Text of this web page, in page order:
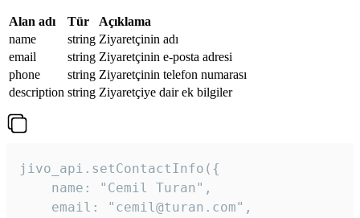
Alan adı Tür
Açıklama
name
string Ziyaretçinin adı
email
string Ziyaretçinin e-posta adresi
phone
string Ziyaretçinin telefon numarası
description string Ziyaretçiye dair ek bilgiler
jivo_api.setContactInfo({
    name: "Cemil Turan",
    email: "cemil@turan.com",